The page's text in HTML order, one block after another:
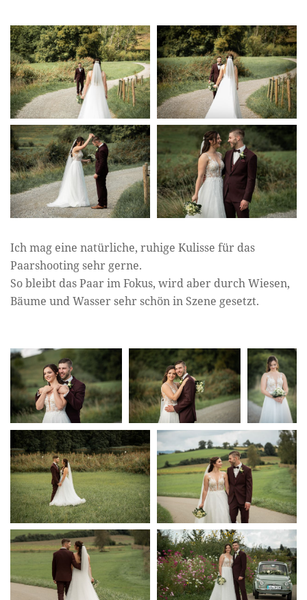
Ich mag eine natürliche, ruhige Kulisse für das
Paarshooting sehr gerne.
So bleibt das Paar im Fokus, wird aber durch Wiesen,
Bäume und Wasser sehr schön in Szene gesetzt.